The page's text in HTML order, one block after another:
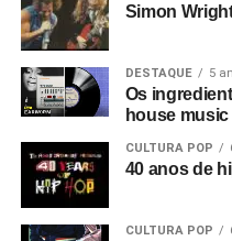
Simon
DESTAQUE 5
Os
house music
CULTURA POP
40 anos de
CULTURA POP